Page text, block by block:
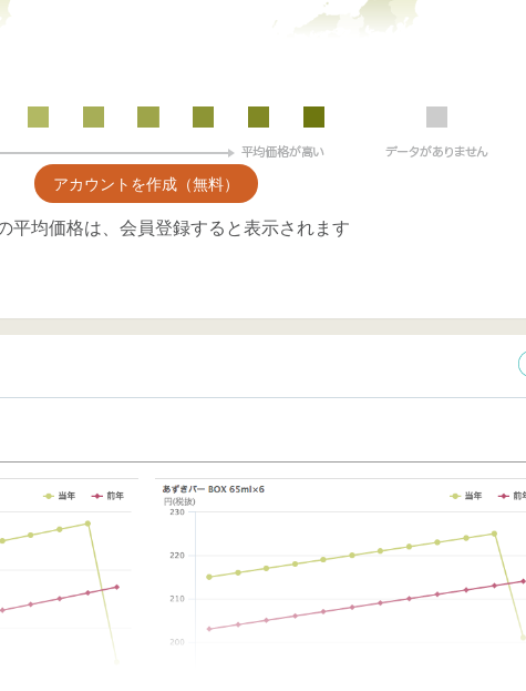
アカウントを作成（無料）
平均価格は、会員登録すると表示されます